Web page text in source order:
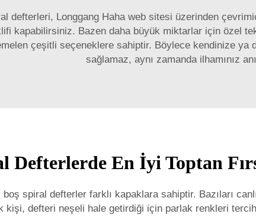
defterleri, Longgang Haha web sitesi üzerinden
kapabilirsiniz. Bazen daha büyük miktarlar için özel
çeşitli seçeneklere sahiptir. Böylece kendinize ya
sağlamaz, aynı zamanda ilhamınız
Defterlerde En İyi Toptan
boş spiral defterler farklı kapaklara sahiptir. Bazıları
kişi, defteri neşeli hale getirdiği için parlak renkleri